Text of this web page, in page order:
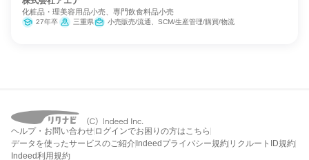
化粧品・理美容用品小売、専門飲食料品小売
27年卒 三重県 小売販売/流通、SCM/生産管理/購買/物流
ヘルプ・お問い合わせ ログインでお困りの方はこちら
データを使ったサービスのご紹介 Indeedプライバシー規約 リクルートID規約
Indeed利用規約